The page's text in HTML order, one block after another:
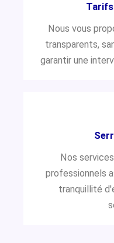
Nous vous
transparents,
garantir une
Nos
professionnels
tranquillité